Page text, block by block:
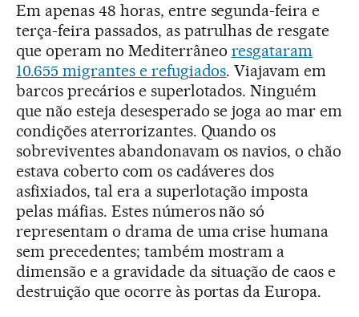
Em apenas 48 horas, entre segunda-feira e
terça-feira passados, as patrulhas de resgate
que operam no Mediterrâneo resgataram
10.655 migrantes e refugiados. Viajavam em
barcos precários e superlotados. Ninguém
que não esteja desesperado se joga ao mar em
condições aterrorizantes. Quando os
sobreviventes abandonavam os navios, o chão
estava coberto com os cadáveres dos
asfixiados, tal era a superlotação imposta
pelas máfias. Estes números não só
representam o drama de uma crise humana
sem precedentes; também mostram a
dimensão e a gravidade da situação de caos e
destruição que ocorre às portas da Europa.